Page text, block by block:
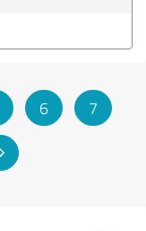
6 7